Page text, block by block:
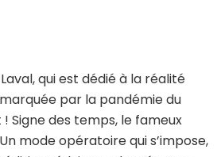
qui est dédié à la réalité
par la pandémie du
Signe des temps, le fameux
mode opératoire qui s’impose,